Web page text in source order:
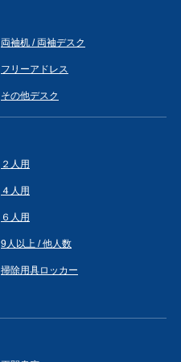
両袖机 / 両袖デスク
フリーアドレス
その他デスク
２人用
４人用
６人用
9人以上 / 他人数
掃除用具ロッカー